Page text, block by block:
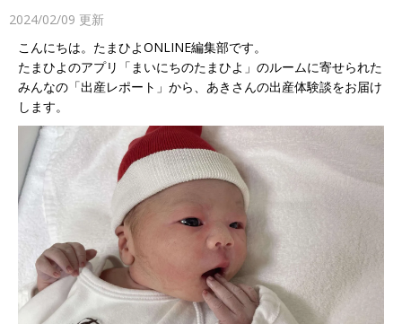
2024/02/09 更新
こんにちは。たまひよONLINE編集部です。
たまひよのアプリ「まいにちのたまひよ」のルームに寄せられた
みんなの「出産レポート」から、あきさんの出産体験談をお届け
します。